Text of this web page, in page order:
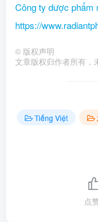
Công ty dược phẩm
https://
© 版权声明
文章版权归作者所有，
Tiếng Việt
点